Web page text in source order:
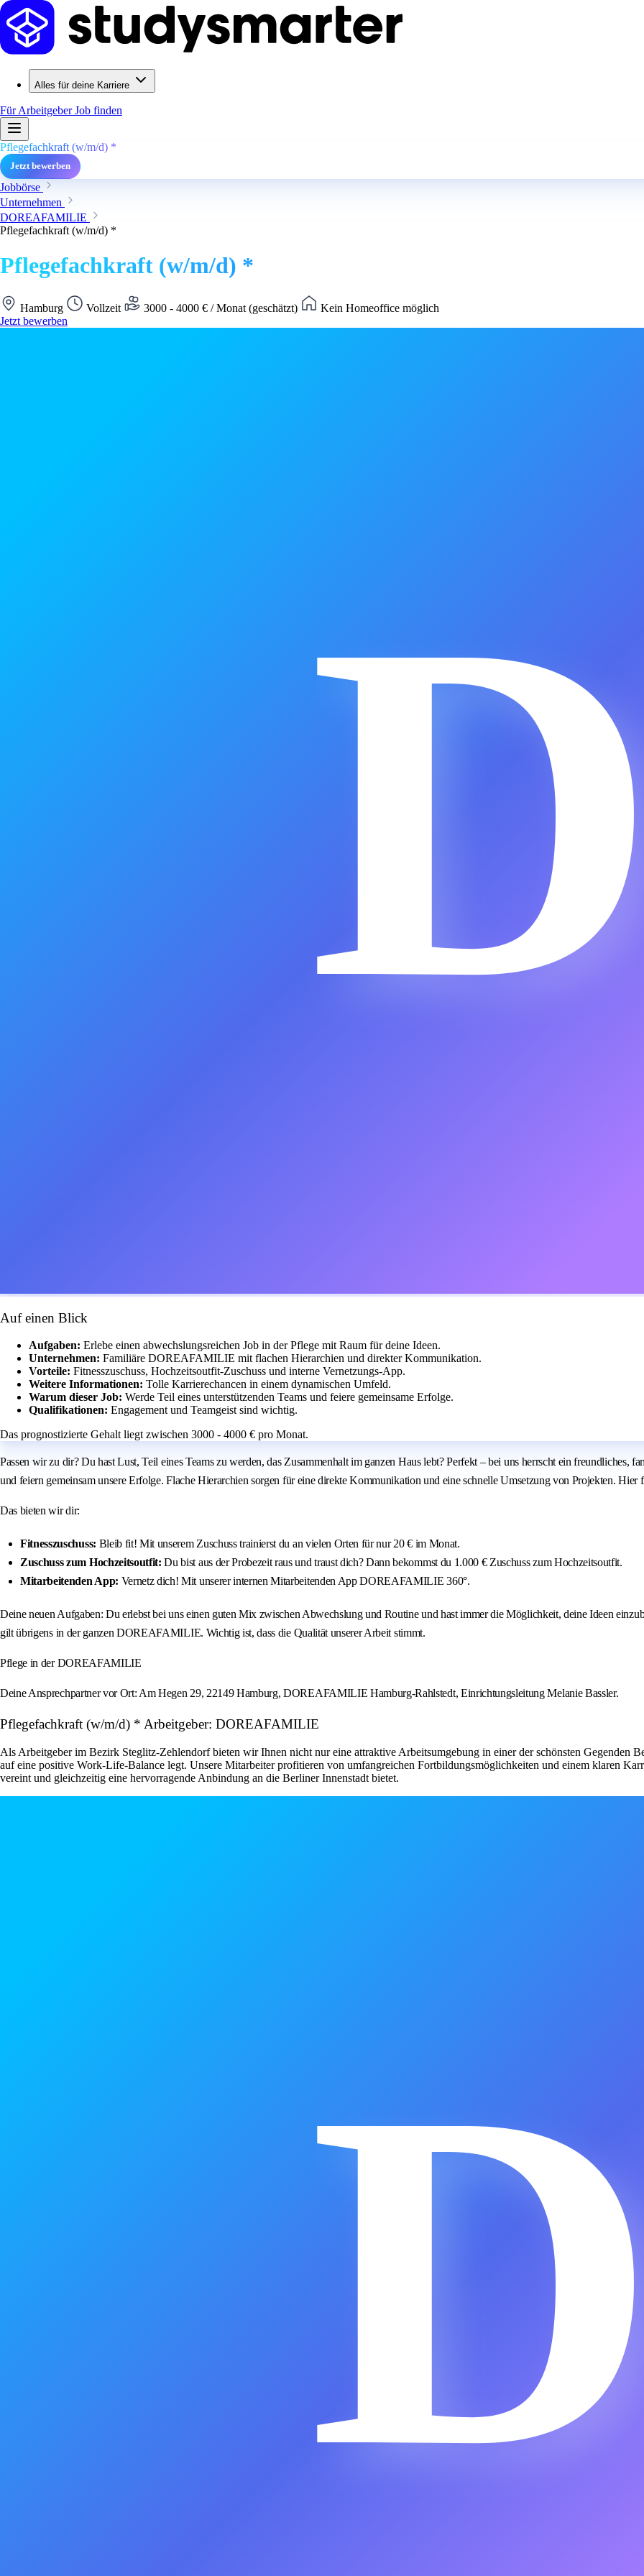
Alles für deine Karriere
Für ArbeitgeberJob finden
Pflegefachkraft (w/m/d) *
Jetzt bewerben
Jobbörse
Unternehmen
DOREAFAMILIE
Pflegefachkraft (w/m/d) *
Pflegefachkraft (w/m/d) *
Hamburg Vollzeit 3000 - 4000 € / Monat (geschätzt)
Kein Homeoffice möglich
Jetzt bewerben
Auf einen Blick
Aufgaben: Erlebe einen abwechslungsreichen Job in der Pflege mit Raum für deine Ideen.
Unternehmen: Familiäre DOREAFAMILIE mit flachen Hierarchien und direkter Kommunikation.
Vorteile: Fitnesszuschuss, Hochzeitsoutfit-Zuschuss und interne Vernetzungs-App.
Weitere Informationen: Tolle Karrierechancen in einem dynamischen Umfeld.
Warum dieser Job: Werde Teil eines unterstützenden Teams und feiere gemeinsame Erfolge.
Qualifikationen: Engagement und Teamgeist sind wichtig.
Das prognostizierte Gehalt liegt zwischen 3000 - 4000 € pro Monat.
Passen wir zu dir? Du hast Lust, Teil eines Teams zu werden, das Zusammenhalt im ganzen Haus lebt? Perfekt – bei uns herrscht ein freundliches,
und feiern gemeinsam unsere Erfolge. Flache Hierarchien sorgen für eine direkte Kommunikation und eine schnelle Umsetzung von Projekten. Hier
Das bieten wir dir:
Fitnesszuschuss: Bleib fit! Mit unserem Zuschuss trainierst du an vielen Orten für nur 20 € im Monat.
Zuschuss zum Hochzeitsoutfit: Du bist aus der Probezeit raus und traust dich? Dann bekommst du 1.000 € Zuschuss zum Hochzeitsoutfit.
Mitarbeitenden App: Vernetz dich! Mit unserer internen Mitarbeitenden App DOREAFAMILIE 360°.
Deine neuen Aufgaben: Du erlebst bei uns einen guten Mix zwischen Abwechslung und Routine und hast immer die Möglichkeit, deine Ideen
gilt übrigens in der ganzen DOREAFAMILIE. Wichtig ist, dass die Qualität unserer Arbeit stimmt.
Pflege in der DOREAFAMILIE
Deine Ansprechpartner vor Ort: Am Hegen 29, 22149 Hamburg, DOREAFAMILIE Hamburg-Rahlstedt, Einrichtungsleitung Melanie Bassler.
Pflegefachkraft (w/m/d) * Arbeitgeber: DOREAFAMILIE
Als Arbeitgeber im Bezirk Steglitz-Zehlendorf bieten wir Ihnen nicht nur eine attraktive Arbeitsumgebung in einer der schönsten Gegenden
auf eine positive Work-Life-Balance legt. Unsere Mitarbeiter profitieren von umfangreichen Fortbildungsmöglichkeiten und einem klaren
vereint und gleichzeitig eine hervorragende Anbindung an die Berliner Innenstadt bietet.